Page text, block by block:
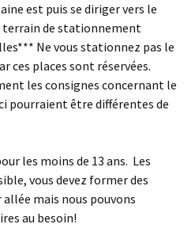
est puis se diriger vers le
terrain de stationnement
Ne vous stationnez pas le
ces places sont réservées.
les consignes concernant le
pourraient être différentes de
les moins de 13 ans. Les
vous devez former des
allée mais nous pouvons
au besoin!